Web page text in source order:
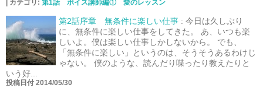
カテゴリ: 第1話 ボイス講師編① 愛のレッスン
第2話序章 無条件に楽しい仕事 : 今日は久しぶり
に、無条件に楽しい仕事をしてきた。 あ、いつも楽
しいよ。僕は楽しい仕事しかしないから。 でも、
「無条件に楽しい」というのは、そうそうあるわけじ
ゃない。 僕のような、読んだり喋ったり教えたりと
いう好...
投稿日付 2014/05/30